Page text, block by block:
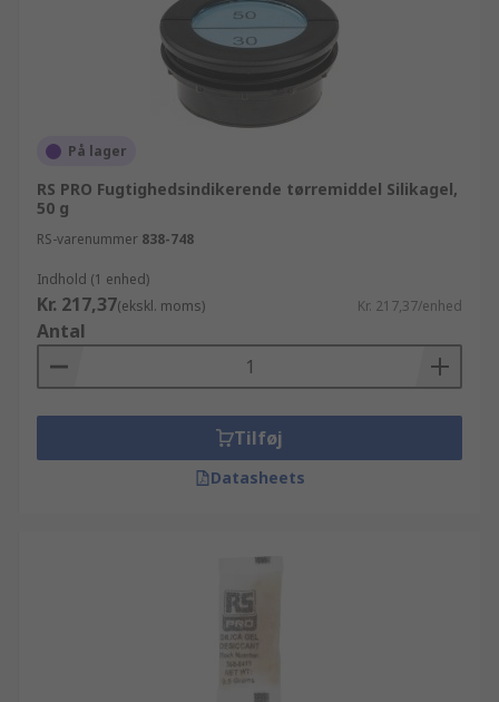
På lager
RS PRO Fugtighedsindikerende tørremiddel Silikagel,
50 g
RS-varenummer 838-748
Indhold (1 enhed)
Kr. 217,37(ekskl. moms) Kr. 217,37/enhed
Antal
Tilføj
Datasheets